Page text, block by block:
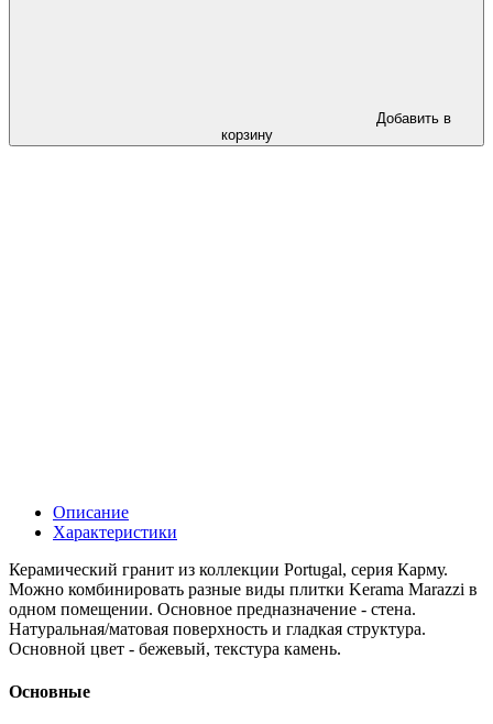
Добавить в
корзину
Описание
Характеристики
Керамический гранит из коллекции Portugal, серия Карму.
Можно комбинировать разные виды плитки Kerama Marazzi в
одном помещении. Основное предназначение - стена.
Натуральная/матовая поверхность и гладкая структура.
Основной цвет - бежевый, текстура камень.
Основные